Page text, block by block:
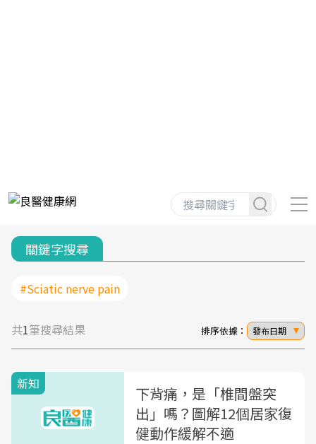
關鍵字搜尋
#Sciatic nerve pain
共1筆搜尋結果 排序依據： 發布日期
新知
下背痛，是「椎間盤突
出」嗎？圖解12個居家復
健動作緩解不適